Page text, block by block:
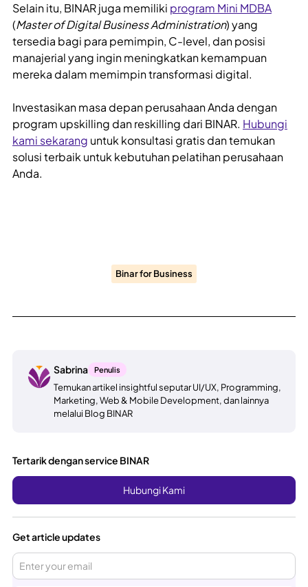
Selain itu, BINAR juga memiliki program Mini MDBA
(Master of Digital Business Administration) yang
tersedia bagi para pemimpin, C-level, dan posisi
manajerial yang ingin meningkatkan kemampuan
mereka dalam memimpin transformasi digital.
Investasikan masa depan perusahaan Anda dengan
program upskilling dan reskilling dari BINAR. Hubungi
kami sekarang untuk konsultasi gratis dan temukan
solusi terbaik untuk kebutuhan pelatihan perusahaan
Anda.
Binar for Business
Sabrina Penulis
Temukan artikel insightful seputar UI/UX, Programming,
Marketing, Web & Mobile Development, dan lainnya
melalui Blog BINAR
Tertarik dengan service BINAR
Hubungi Kami
Get article updates